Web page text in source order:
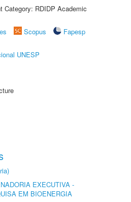
Category: RDIDP Academic
Scopus
Fapesp
UNESP
EXECUTIVA -
EM BIOENERGIA